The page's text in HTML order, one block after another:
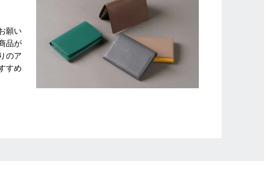
願い
品が
のア
すめ